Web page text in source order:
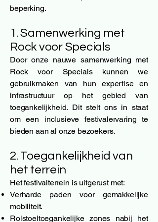
beperking.
1. Samenwerking met
Rock voor Specials
Door onze nauwe samenwerking met
Rock voor Specials kunnen we
gebruikmaken van hun expertise en
infrastructuur op het gebied van
toegankelijkheid. Dit stelt ons in staat
om een inclusieve festivalervaring te
bieden aan al onze bezoekers.
2. Toegankelijkheid van
het terrein
Het festivalterrein is uitgerust met:
Verharde paden voor gemakkelijke
mobiliteit.
Rolstoeltoegankelijke zones nabij het